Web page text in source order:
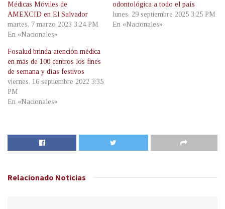
Médicas Móviles de
AMEXCID en El Salvador
martes, 7 marzo 2023 3:24 PM
En «Nacionales»
odontológica a todo el país
lunes, 29 septiembre 2025 3:25 PM
En «Nacionales»
Fosalud brinda atención médica
en más de 100 centros los fines
de semana y días festivos
viernes, 16 septiembre 2022 3:35
PM
En «Nacionales»
Relacionado Noticias